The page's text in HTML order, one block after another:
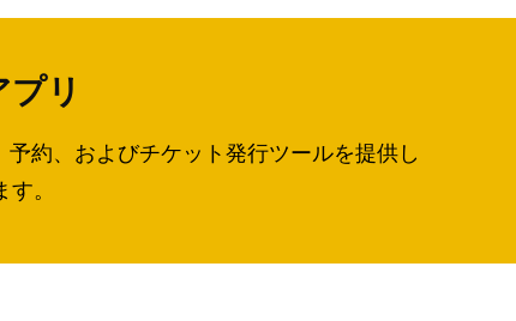
リ
約、およびチケット発行ツールを提供し
。